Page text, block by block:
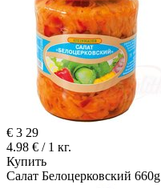
€ 3 29
4.98 € / 1 кг.
Купить
Салат Белоцерковский 660g